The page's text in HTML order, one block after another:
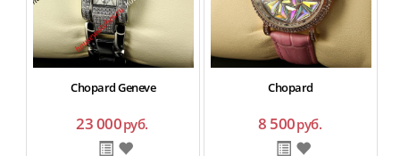
Chopard Geneve
23 000руб.
Chopard
8 500руб.